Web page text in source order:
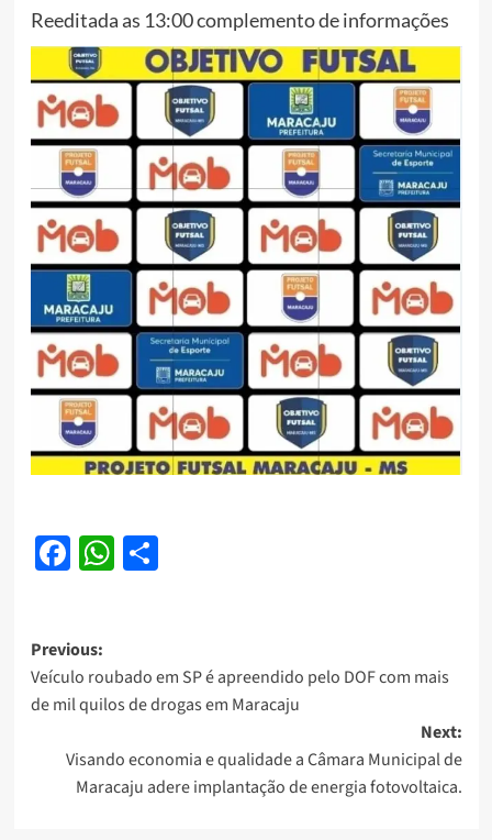
Reeditada as 13:00 complemento de informações
Facebook
WhatsApp
Share
Post
navigation
Previous:
Veículo roubado em SP é apreendido pelo DOF com mais
de mil quilos de drogas em Maracaju
Next:
Visando economia e qualidade a Câmara Municipal de
Maracaju adere implantação de energia fotovoltaica.